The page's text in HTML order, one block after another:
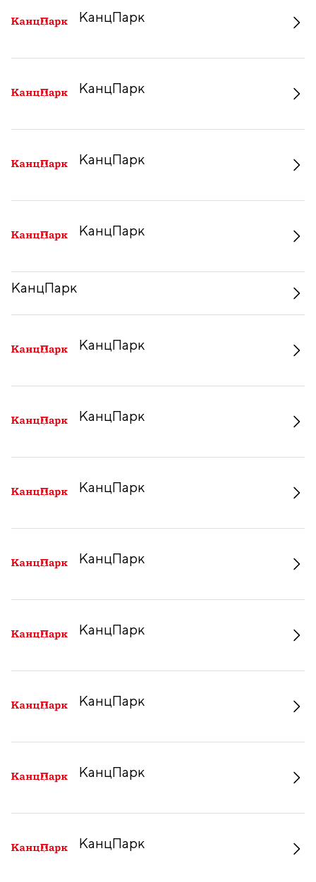
КанцПарк
КанцПарк
КанцПарк
КанцПарк
КанцПарк
КанцПарк
КанцПарк
КанцПарк
КанцПарк
КанцПарк
КанцПарк
КанцПарк
КанцПарк